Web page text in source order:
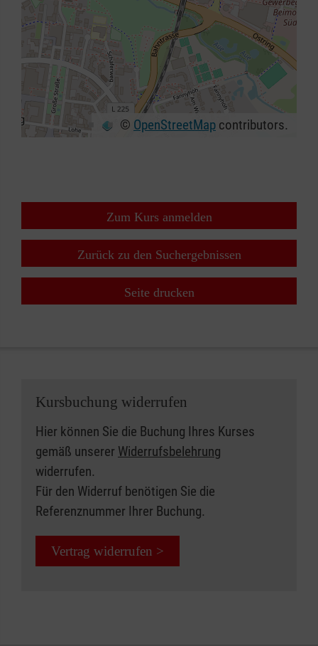
© OpenStreetMap contributors.
Zum Kurs anmelden
Zurück zu den Suchergebnissen
Seite drucken
Kursbuchung widerrufen
Hier können Sie die Buchung Ihres Kurses
gemäß unserer Widerrufsbelehrung
widerrufen.
Für den Widerruf benötigen Sie die
Referenznummer Ihrer Buchung.
Vertrag widerrufen >